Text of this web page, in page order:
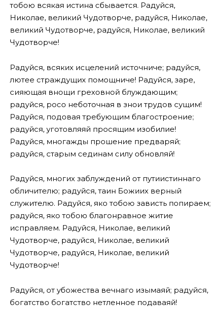
тобою всякая истина сбывается. Радуйся,
Николае, великий Чудотворче, радуйся, Николае,
великий Чудотворче, радуйся, Николае, великий
Чудотворче!
Радуйся, всяких исцелений источниче; радуйся,
лютее страждущих помощниче! Радуйся, заре,
сияющая внощи греховной блуждающим;
радуйся, росо неботочная в знои трудов сущим!
Радуйся, подовая требующим благостроение;
радуйся, уготовляяй просящим изобилие!
Радуйся, многажды прошение предваряй;
радуйся, старым сединам силу обновляй!
Радуйся, многих заблуждений от путиистиннаго
обличителю; радуйся, таин Божиих верный
служителю. Радуйся, яко тобою зависть попираем;
радуйся, яко тобою благонравное житие
исправляем. Радуйся, Николае, великий
Чудотворче, радуйся, Николае, великий
Чудотворче, радуйся, Николае, великий
Чудотворче!
Радуйся, от убожества вечнаго изымаяй; радуйся,
богатство богатство нетленное подаваяй!